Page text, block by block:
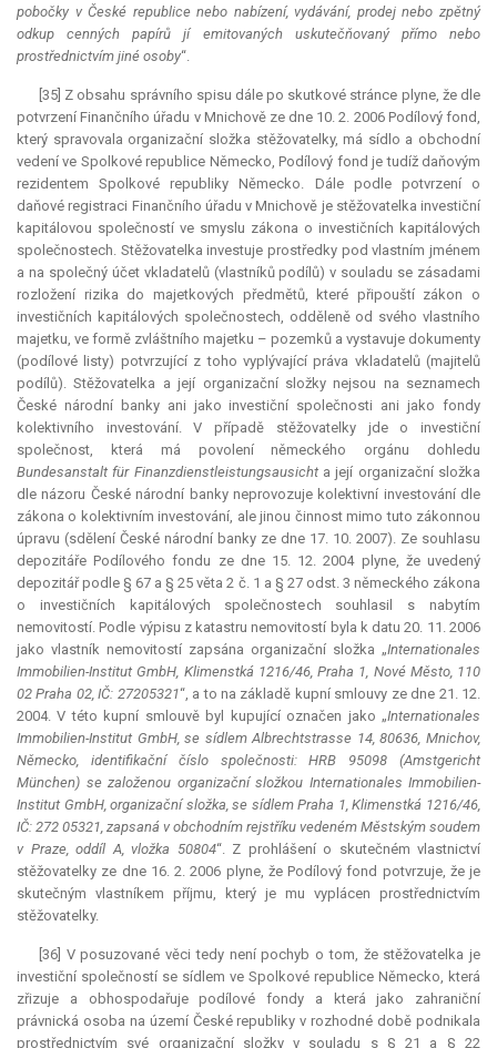
pobočky v České republice nebo nabízení, vydávání, prodej nebo zpětný
odkup cenných papírů jí emitovaných uskutečňovaný přímo nebo
prostřednictvím jiné osoby“.
[35] Z obsahu správního spisu dále po skutkové stránce plyne, že dle
potvrzení Finančního úřadu v Mnichově ze dne 10. 2. 2006 Podílový fond,
který spravovala organizační složka stěžovatelky, má sídlo a obchodní
vedení ve Spolkové republice Německo, Podílový fond je tudíž daňovým
rezidentem Spolkové republiky Německo. Dále podle potvrzení o
daňové registraci Finančního úřadu v Mnichově je stěžovatelka investiční
kapitálovou společností ve smyslu zákona o investičních kapitálových
společnostech. Stěžovatelka investuje prostředky pod vlastním jménem
a na společný účet vkladatelů (vlastníků podílů) v souladu se zásadami
rozložení rizika do majetkových předmětů, které připouští zákon o
investičních kapitálových společnostech, odděleně od svého vlastního
majetku, ve formě zvláštního majetku – pozemků a vystavuje dokumenty
(podílové listy) potvrzující z toho vyplývající práva vkladatelů (majitelů
podílů). Stěžovatelka a její organizační složky nejsou na seznamech
České národní banky ani jako investiční společnosti ani jako fondy
kolektivního investování. V případě stěžovatelky jde o investiční
společnost, která má povolení německého orgánu dohledu
Bundesanstalt für Finanzdienstleistungsausicht a její organizační složka
dle názoru České národní banky neprovozuje kolektivní investování dle
zákona o kolektivním investování, ale jinou činnost mimo tuto zákonnou
úpravu (sdělení České národní banky ze dne 17. 10. 2007). Ze souhlasu
depozitáře Podílového fondu ze dne 15. 12. 2004 plyne, že uvedený
depozitář podle § 67 a § 25 věta 2 č. 1 a § 27 odst. 3 německého zákona
o investičních kapitálových společnostech souhlasil s nabytím
nemovitostí. Podle výpisu z katastru nemovitostí byla k datu 20. 11. 2006
jako vlastník nemovitostí zapsána organizační složka „Internationales
Immobilien-Institut GmbH, Klimenstká 1216/46, Praha 1, Nové Město, 110
02 Praha 02, IČ: 27205321“, a to na základě kupní smlouvy ze dne 21. 12.
2004. V této kupní smlouvě byl kupující označen jako „Internationales
Immobilien-Institut GmbH, se sídlem Albrechtstrasse 14, 80636, Mnichov,
Německo, identifikační číslo společnosti: HRB 95098 (Amstgericht
München) se založenou organizační složkou Internationales Immobilien-
Institut GmbH, organizační složka, se sídlem Praha 1, Klimenstká 1216/46,
IČ: 272 05321, zapsaná v obchodním rejstříku vedeném Městským soudem
v Praze, oddíl A, vložka 50804“. Z prohlášení o skutečném vlastnictví
stěžovatelky ze dne 16. 2. 2006 plyne, že Podílový fond potvrzuje, že je
skutečným vlastníkem příjmu, který je mu vyplácen prostřednictvím
stěžovatelky.
[36] V posuzované věci tedy není pochyb o tom, že stěžovatelka je
investiční společností se sídlem ve Spolkové republice Německo, která
zřizuje a obhospodařuje podílové fondy a která jako zahraniční
právnická osoba na území České republiky v rozhodné době podnikala
prostřednictvím své organizační složky v souladu s § 21 a § 22